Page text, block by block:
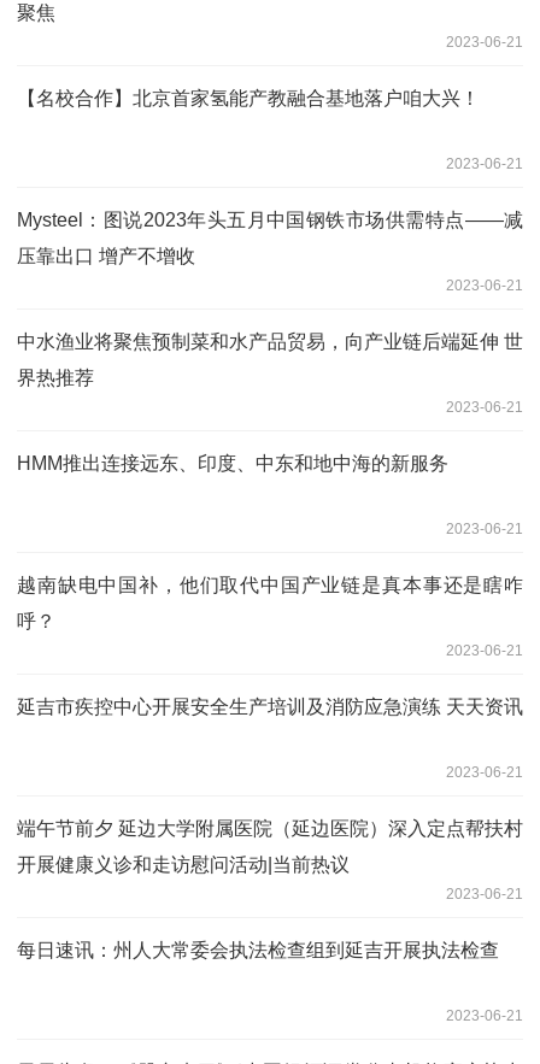
聚焦
2023-06-21
【名校合作】北京首家氢能产教融合基地落户咱大兴！
2023-06-21
Mysteel：图说2023年头五月中国钢铁市场供需特点——减
压靠出口 增产不增收
2023-06-21
中水渔业将聚焦预制菜和水产品贸易，向产业链后端延伸 世
界热推荐
2023-06-21
HMM推出连接远东、印度、中东和地中海的新服务
2023-06-21
越南缺电中国补，他们取代中国产业链是真本事还是瞎咋
呼？
2023-06-21
延吉市疾控中心开展安全生产培训及消防应急演练 天天资讯
2023-06-21
端午节前夕 延边大学附属医院（延边医院）深入定点帮扶村
开展健康义诊和走访慰问活动|当前热议
2023-06-21
每日速讯：州人大常委会执法检查组到延吉开展执法检查
2023-06-21